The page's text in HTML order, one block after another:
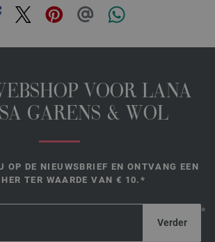
VOOR LANA
GARENS & WOL
OP DE NIEUWSBRIEF EN ONTVANG EEN
TER WAARDE VAN € 10.*
*